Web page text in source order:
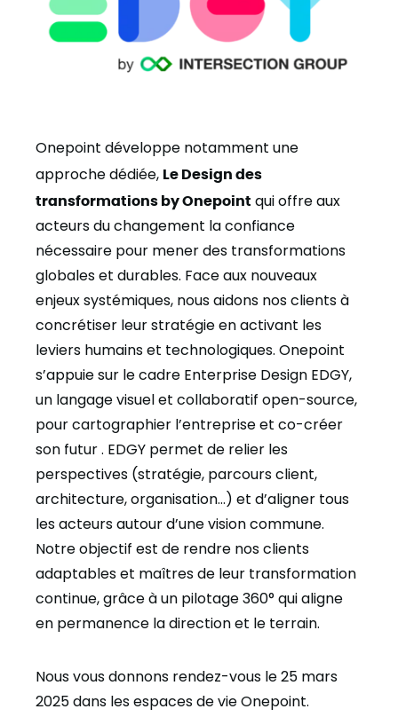
Onepoint développe notamment une
approche dédiée, Le Design des
transformations by Onepoint qui offre aux
acteurs du changement la confiance
nécessaire pour mener des transformations
globales et durables. Face aux nouveaux
enjeux systémiques, nous aidons nos clients à
concrétiser leur stratégie en activant les
leviers humains et technologiques. Onepoint
s’appuie sur le cadre Enterprise Design EDGY,
un langage visuel et collaboratif open-source,
pour cartographier l’entreprise et co-créer
son futur . EDGY permet de relier les
perspectives (stratégie, parcours client,
architecture, organisation…) et d’aligner tous
les acteurs autour d’une vision commune.
Notre objectif est de rendre nos clients
adaptables et maîtres de leur transformation
continue, grâce à un pilotage 360° qui aligne
en permanence la direction et le terrain.
Nous vous donnons rendez-vous le 25 mars
2025 dans les espaces de vie Onepoint.